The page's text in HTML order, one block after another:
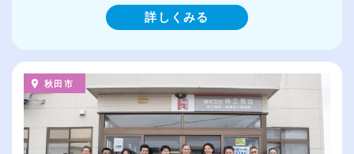
詳しくみる
秋田市